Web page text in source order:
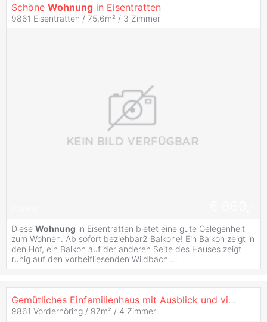
Schöne Wohnung in Eisentratten
9861 Eisentratten / 75,6m² / 3 Zimmer
Diese Wohnung in Eisentratten bietet eine gute Gelegenheit
zum Wohnen. Ab sofort beziehbar2 Balkone! Ein Balkon zeigt in
den Hof, ein Balkon auf der anderen Seite des Hauses zeigt
ruhig auf den vorbeifliesenden Wildbach....
Gemütliches Einfamilienhaus mit Ausblick und viel Ruhe!
9861 Vordernöring / 97m² / 4 Zimmer